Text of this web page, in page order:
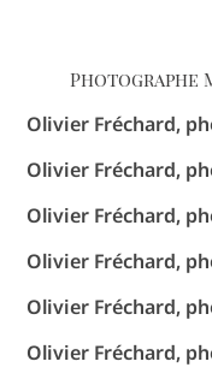
Photographe
Olivier Fréchard,
Olivier Fréchard,
Olivier Fréchard,
Olivier Fréchard,
Olivier Fréchard,
Olivier Fréchard,